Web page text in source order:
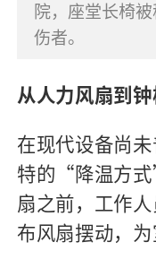
院，座堂长椅
伤者。
从人力风扇到
在现代设备尚
特的 “降温方式
扇之前，工作
布风扇摆动，为